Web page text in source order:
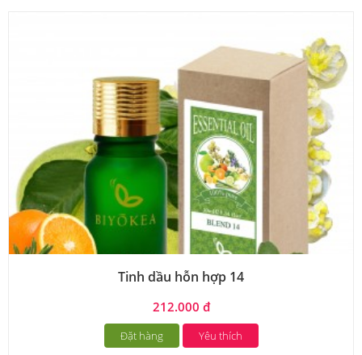
Tinh dầu hỗn hợp 14
212.000 đ
Đặt hàng Yêu thích